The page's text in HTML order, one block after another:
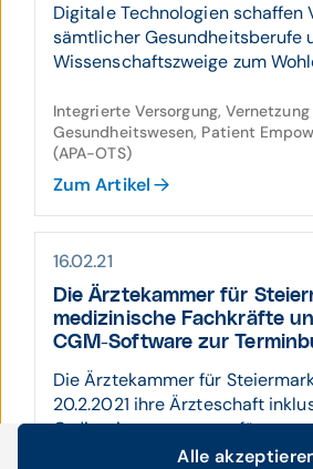
Digitale Technologien schaffen
sämtlicher Gesundheitsberufe
Wissenschaftszweige zum
Integrierte Versorgung,
Gesundheitswesen, Patient
(APA-OTS)
Zum Artikel
16.02.21
Die Ärztekammer für
medizi­nische Fach­kräfte
CGM-Software zur
Die Ärztekammer für
20.2.2021 ihre Ärzteschaft
Ordinationsteams, um für ...
Alle